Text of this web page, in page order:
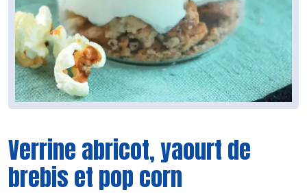
Verrine abricot, yaourt de
brebis et pop corn